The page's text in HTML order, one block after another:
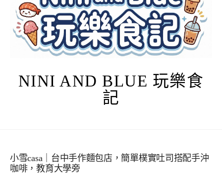
NINI AND BLUE 玩樂食
記
小雪casa｜台中手作麵包店，簡單樸實吐司搭配手沖
咖啡，教育大學旁